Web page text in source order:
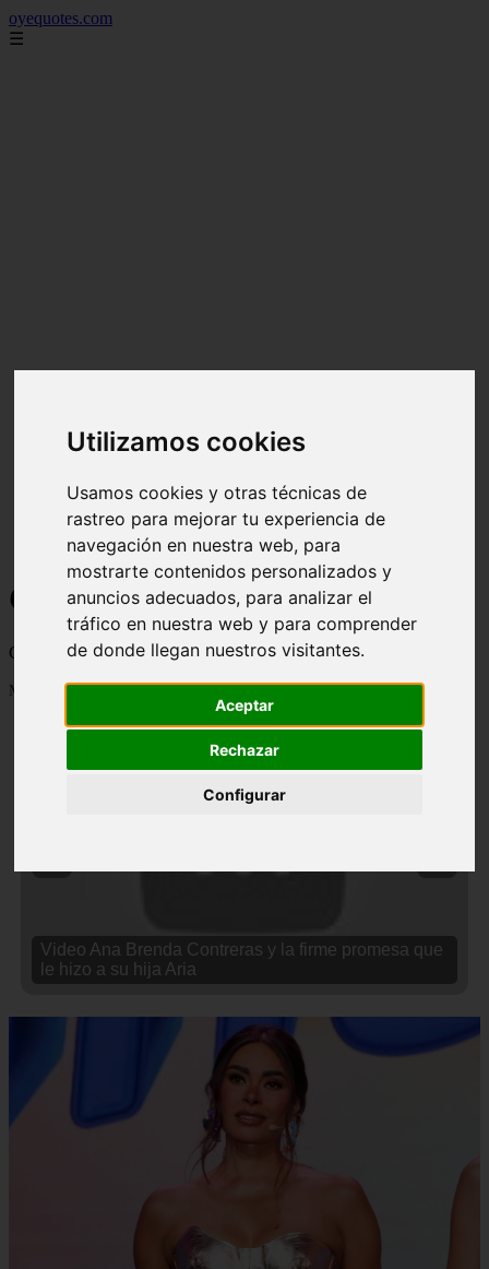
Utilizamos cookies
Usamos cookies y otras técnicas de
rastreo para mejorar tu experiencia de
navegación en nuestra web, para
mostrarte contenidos personalizados y
anuncios adecuados, para analizar el
tráfico en nuestra web y para comprender
de donde llegan nuestros visitantes.
Aceptar
Rechazar
Configurar
oyequotes.com
☰
Curiosidades y Sabias que
Cosas curiosas, curiosidades, noticias impactantes y mucho mas
Mostrando 1 - 24 de 2834 artículos
Video Ana Brenda Contreras y la firme promesa que
le hizo a su hija Aria